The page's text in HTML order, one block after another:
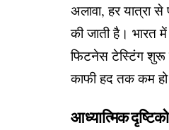
अलावा, हर यात्रा
की जाती है। भारत
फिटनेस टेस्टिंग शुरू
काफी हद तक कम
आध्यात्मिक